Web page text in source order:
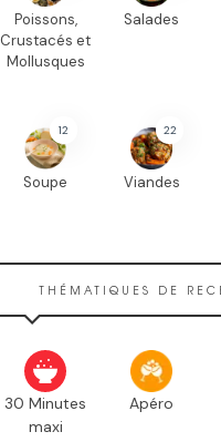
Poissons,
Crustacés et
Mollusques
Salades
12
Soupe
22
Viandes
THÉMATIQUES DE
30 Minutes
maxi
Apéro